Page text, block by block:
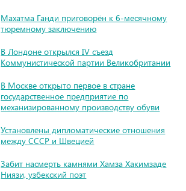
Махатма Ганди приговорён к 6-месячному
тюремному заключению
В Лондоне открылся IV съезд
Коммунистической партии Великобритании
В Москве открыто первое в стране
государственное предприятие по
механизированному производству обуви
Установлены дипломатические отношения
между СССР и Швецией
Забит насмерть камнями Хамза Хакимзаде
Ниязи, узбекский поэт